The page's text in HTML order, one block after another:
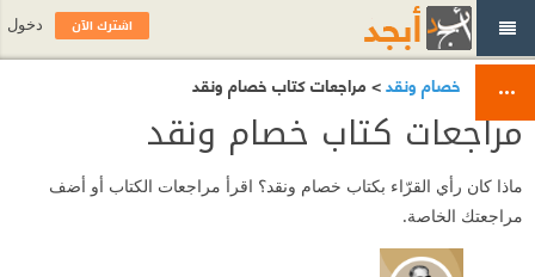
خصام ونقد> مراجعات كتاب خصام ونقد
مراجعات كتاب خصام ونقد
ماذا كان رأي القرّاء بكتاب خصام ونقد؟ اقرأ مراجعات الكتاب أو أضف
مراجعتك الخاصة.
اشترك الآن دخول